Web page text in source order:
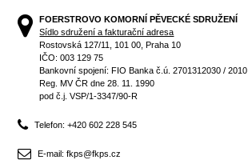
FOERSTROVO KOMORNÍ PĚVECKÉ SDRUŽENÍ
Sídlo sdružení a fakturační adresa
Rostovská 127/11, 101 00, Praha 10
IČO: 003 129 75
Bankovní spojení: FIO Banka č.ú. 2701312030 / 2010
Reg. MV ČR dne 28. 11. 1990
pod č.j. VSP/1-3347/90-R
Telefon: +420 602 228 545
E-mail: fkps@fkps.cz